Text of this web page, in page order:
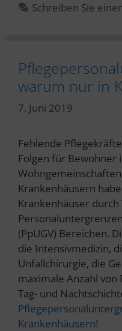
Schreiben Sie
warum nur in
7. Juni 2019
Fehlende
Folgen für Bewohner
Krankenhäusern
Krankenhäuser
(PpUGV) Bereichen.
die Intensivmedizin,
Unfallchirurgie, die
maximale Anzahl
Tag- und
Krankenhäusern!